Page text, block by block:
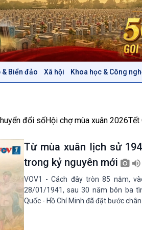
Biển đảo Xã hội Khoa học & Công
Chính phủ với người dân
Quốc hội với cử tri
Xây dựng đảng
Đảng trong cuộc sống
Nhận diện sự thật
Pháp luật và đời sống
Vấn
Hồ
bền
Văn hoá & Du lịch
Tin Văn hoá & Du lịch
đổi sốHội chợ mùa xuân 2026Tết
Từ mùa xuân lịch sử
trong kỷ nguyên mới
VOV1 - Cách đây tròn 85 năm,
28/01/1941, sau 30 năm bôn ba
Quốc - Hồ Chí Minh đã đặt bước